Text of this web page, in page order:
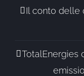
Il conto delle
TotalEnergies